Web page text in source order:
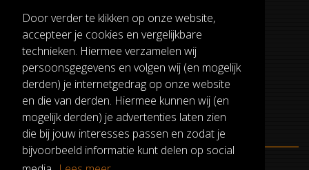
Door verder te klikken op onze website,
accepteer je cookies en vergelijkbare
technieken. Hiermee verzamelen wij
persoonsgegevens en volgen wij (en mogelijk
derden) je internetgedrag op onze website
en die van derden. Hiermee kunnen wij (en
mogelijk derden) je advertenties laten zien
die bij jouw interesses passen en zodat je
bijvoorbeeld informatie kunt delen op social
Dinsdag T/M Zaterdag
van 8:00-17:00
Verzenddagen
Dinsdag T/M Vrijdag
Pauze
12:30-13:00